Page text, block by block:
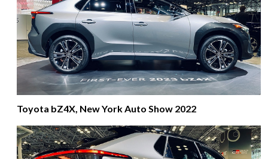
Toyota bZ4X, New York Auto Show 2022